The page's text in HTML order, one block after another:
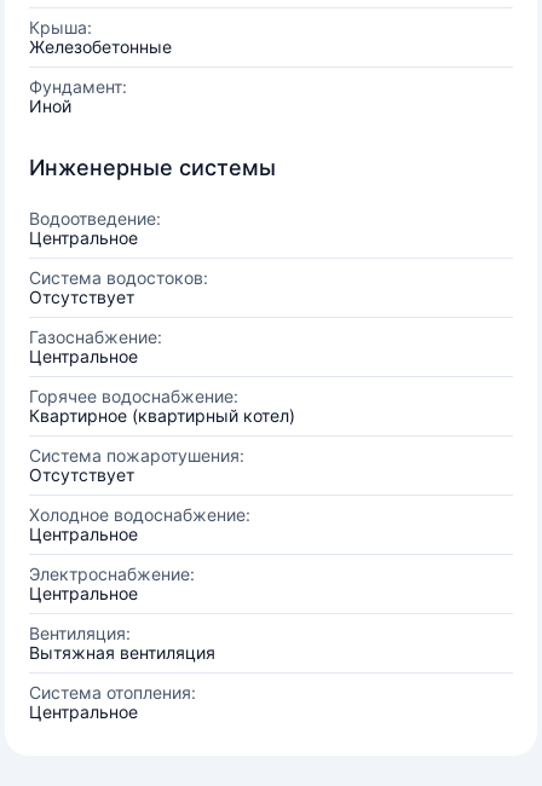
Крыша:
Железобетонные
Фундамент:
Иной
Инженерные системы
Водоотведение:
Центральное
Система водостоков:
Отсутствует
Газоснабжение:
Центральное
Горячее водоснабжение:
Квартирное (квартирный котел)
Система пожаротушения:
Отсутствует
Холодное водоснабжение:
Центральное
Электроснабжение:
Центральное
Вентиляция:
Вытяжная вентиляция
Система отопления:
Центральное